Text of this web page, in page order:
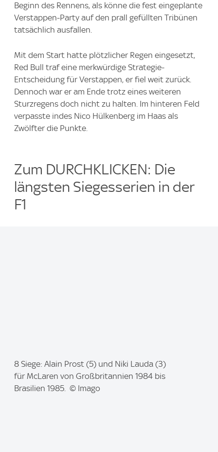
Beginn des Rennens, als könne die fest eingeplante
Verstappen-Party auf den prall gefüllten Tribünen
tatsächlich ausfallen.
Mit dem Start hatte plötzlicher Regen eingesetzt,
Red Bull traf eine merkwürdige Strategie-
Entscheidung für Verstappen, er fiel weit zurück.
Dennoch war er am Ende trotz eines weiteren
Sturzregens doch nicht zu halten. Im hinteren Feld
verpasste indes Nico Hülkenberg im Haas als
Zwölfter die Punkte.
Zum DURCHKLICKEN: Die
längsten Siegesserien in der
F1
m
8 Siege: Alain Prost (5) und Niki Lauda (3)
für McLaren von Großbritannien 1984 bis
Brasilien 1985. © Imago